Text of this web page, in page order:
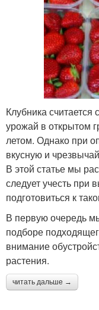
Клубника
урожай в открытом
летом. Однако при
вкусную и
В этой статье мы
следует учесть при
подготовиться к
В первую очередь
подборе
внимание
растения.
читать дальше →